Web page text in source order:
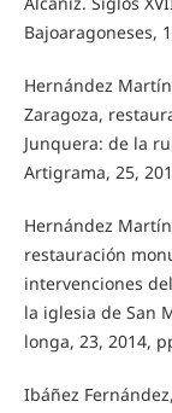
Bajoaragoneses,
Hernández
Zaragoza,
Junquera: de la
Artigrama, 25,
Hernández
restauración
intervenciones
la iglesia de San
longa, 23, 2014,
Ibáñez